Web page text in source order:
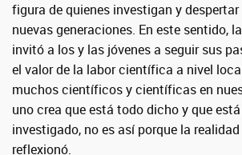
figura de quienes investigan y
nuevas generaciones. En este sentido,
invitó a los y las jóvenes a seguir sus
el valor de la labor científica a nivel
muchos científicos y científicas en
uno crea que está todo dicho y que
investigado, no es así porque la
reflexionó.